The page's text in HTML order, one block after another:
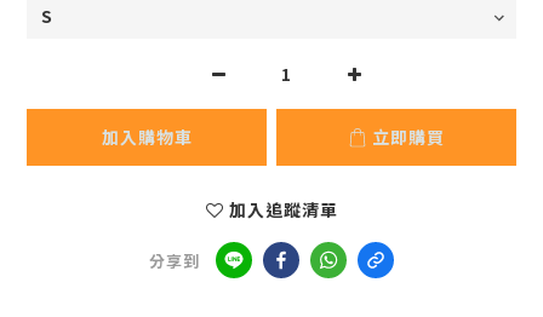
加入購物車 立即購買
加入追蹤清單
分享到